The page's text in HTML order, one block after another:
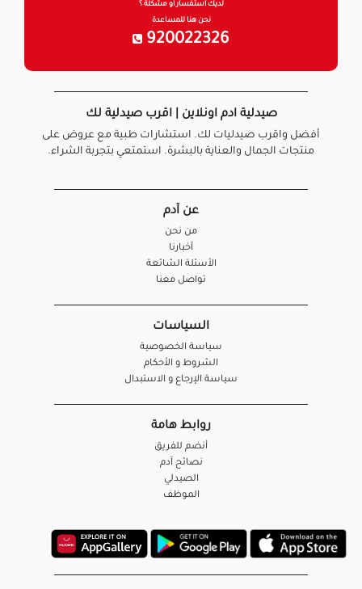
لديك استفسار او مشكلة ؟
نحن هنا للمساعدة
920022326
صيدلية ادم اونلاين | اقرب صيدلية لك
أفضل واقرب صيدليات لك. استشارات طبية مع عروض على
منتجات الجمال والعناية بالبشرة. استمتعي بتجربة الشراء.
عن آدم
من نحن
أخبارنا
الأسئلة الشائعة
تواصل معنا
السياسات
سياسة الخصوصية
الشروط و الأحكام
سياسة الإرجاع و الاستبدال
روابط هامة
أنضم للفريق
نصائح آدم
الصيدلي
الموظف